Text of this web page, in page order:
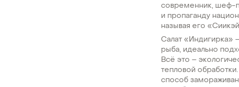
современник, шеф-
и пропаганду
называя его
Салат «Индигирка»
рыба, идеально
Всё это –
тепловой
способ